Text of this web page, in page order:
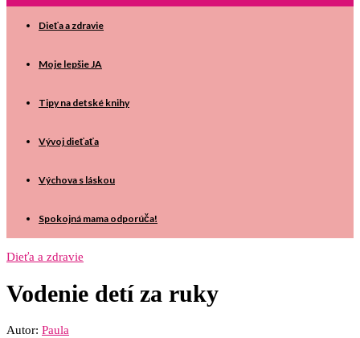
Dieťa a zdravie
Moje lepšie JA
Tipy na detské knihy
Vývoj dieťaťa
Výchova s láskou
Spokojná mama odporúča!
Dieťa a zdravie
Vodenie detí za ruky
Autor: Paula